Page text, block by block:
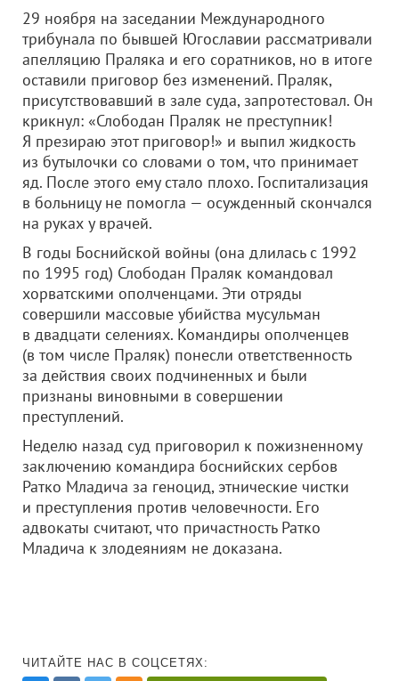
29 ноября на заседании Международного
трибунала по бывшей Югославии рассматривали
апелляцию Праляка и его соратников, но в итоге
оставили приговор без изменений. Праляк,
присутствовавший в зале суда, запротестовал. Он
крикнул: «Слободан Праляк не преступник!
Я презираю этот приговор!» и выпил жидкость
из бутылочки со словами о том, что принимает
яд. После этого ему стало плохо. Госпитализация
в больницу не помогла — осужденный скончался
на руках у врачей.
В годы Боснийской войны (она длилась с 1992
по 1995 год) Слободан Праляк командовал
хорватскими ополченцами. Эти отряды
совершили массовые убийства мусульман
в двадцати селениях. Командиры ополченцев
(в том числе Праляк) понесли ответственность
за действия своих подчиненных и были
признаны виновными в совершении
преступлений.
Неделю назад суд приговорил к пожизненному
заключению командира боснийских сербов
Ратко Младича за геноцид, этнические чистки
и преступления против человечности. Его
адвокаты считают, что причастность Ратко
Младича к злодеяниям не доказана.
ЧИТАЙТЕ НАС В СОЦСЕТЯХ: